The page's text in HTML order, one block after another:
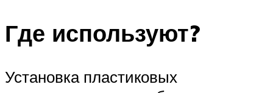
Где используют?
Установка пластиковых